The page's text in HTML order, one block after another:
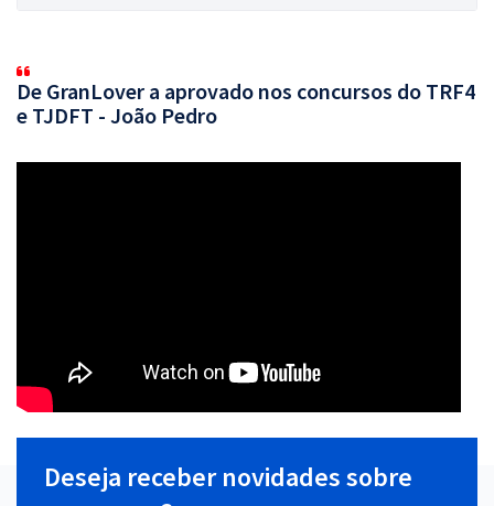
De GranLover a aprovado nos concursos do TRF4
e TJDFT - João Pedro
Deseja receber novidades sobre